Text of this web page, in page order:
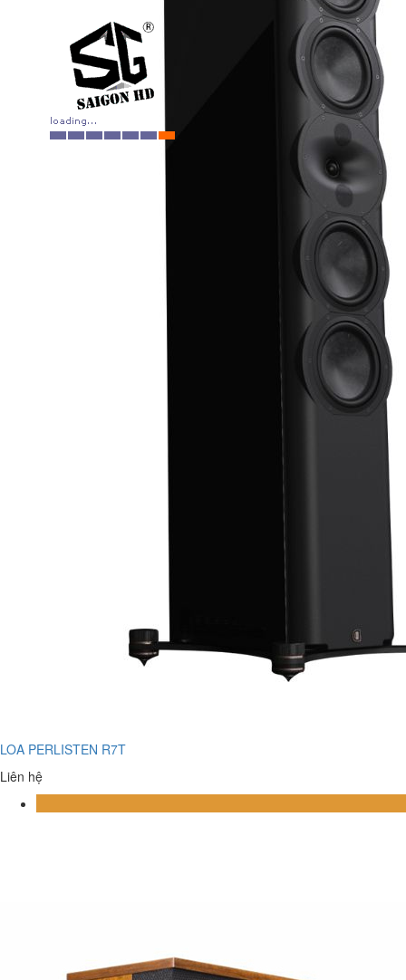
LOA PERLISTEN R7T
Liên hệ